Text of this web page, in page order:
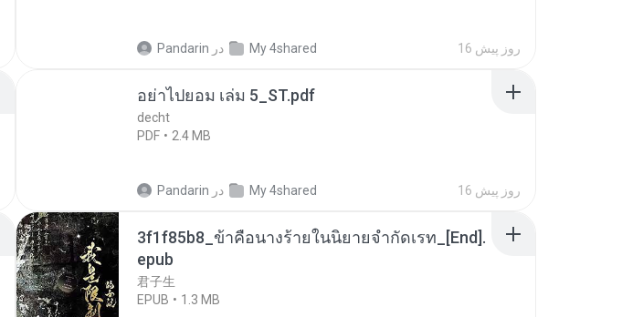
Pandarin در My 4shared 16 روز پیش
อย่าไปยอม เล่ม 5_ST.pdf
decht
PDF
2.4 MB
Pandarin در My 4shared 16 روز پیش
3f1f85b8_ข้าคือนางร้ายในนิยายจำกัดเรท_[End].
epub
君子生
EPUB
1.3 MB